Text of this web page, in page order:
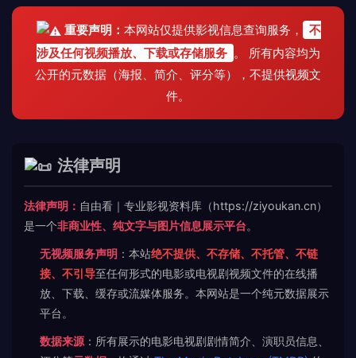
重要声明： 本网站仅提供影视信息查询服务，
不
涉及任何视频播放、下载或存储服务 。 所有内容均为
公开的元数据（海报、简介、评分等），不提供视频文
件。
法律声明
法律声明： 自由看｜专业影视资料库（https://ziyoukan.cn）
是一个非商业性、纯文字与图片信息展示平台。
无视频服务声明 ：本站绝不提供、不存储、不托管、不链
接、不引导至任何形式的电影或电视剧视频文件的在线播
放、下载、缓存或流媒体服务。本网站是一个纯元数据展示
平台。
数据来源 ：所有展示的电影电视剧剧情简介、演职员信息、